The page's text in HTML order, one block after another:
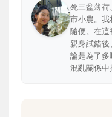
死三盆薄荷
市小農。我
隨便。在這
親身試錯
論是為了多
混亂關係中